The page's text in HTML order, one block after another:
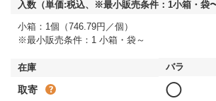
小箱：1個（746.79円／個）
※最小販売条件：1 小箱・袋～
取寄 ◯